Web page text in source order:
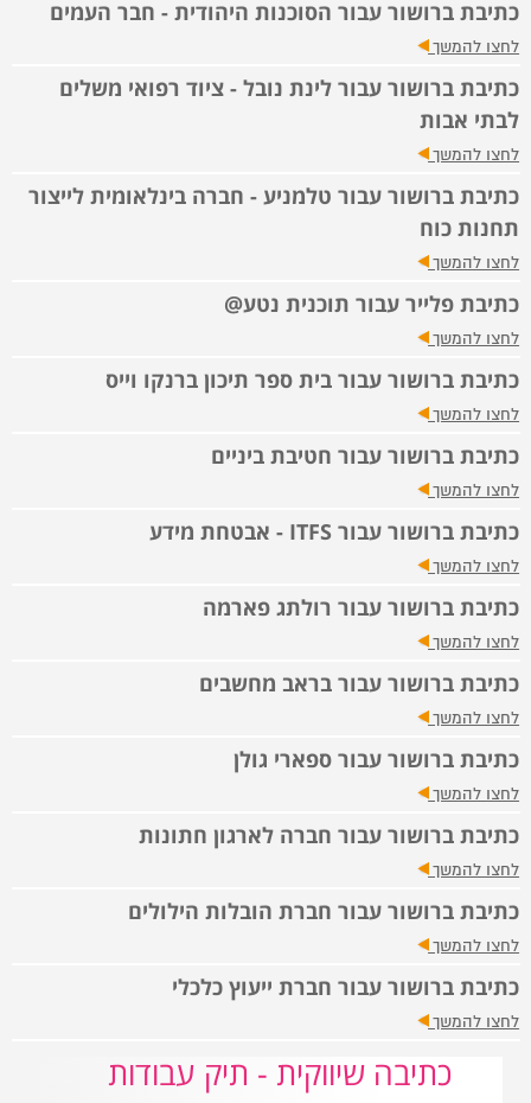
כתיבת ברושור עבור הסוכנות היהודית - חבר העמים
לחצו להמשך
כתיבת ברושור עבור לינת נובל - ציוד רפואי משלים
לבתי אבות
לחצו להמשך
כתיבת ברושור עבור טלמניע - חברה בינלאומית לייצור
תחנות כוח
לחצו להמשך
כתיבת פלייר עבור תוכנית נטע@
לחצו להמשך
כתיבת ברושור עבור בית ספר תיכון ברנקו וייס
לחצו להמשך
כתיבת ברושור עבור חטיבת ביניים
לחצו להמשך
כתיבת ברושור עבור ITFS - אבטחת מידע
לחצו להמשך
כתיבת ברושור עבור רולתג פארמה
לחצו להמשך
כתיבת ברושור עבור בראב מחשבים
לחצו להמשך
כתיבת ברושור עבור ספארי גולן
לחצו להמשך
כתיבת ברושור עבור חברה לארגון חתונות
לחצו להמשך
כתיבת ברושור עבור חברת הובלות הילולים
לחצו להמשך
כתיבת ברושור עבור חברת ייעוץ כלכלי
לחצו להמשך
כתיבה שיווקית - תיק עבודות